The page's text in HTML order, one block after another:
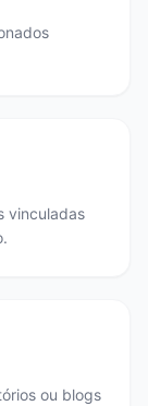
vinculadas
ou blogs